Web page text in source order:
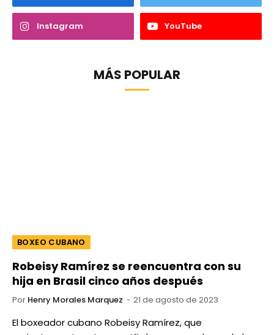
Instagram YouTube
MÁS POPULAR
BOXEO CUBANO
Robeisy Ramírez se reencuentra con su
hija en Brasil cinco años después
Por Henry Morales Marquez 21 de agosto de 2023
El boxeador cubano Robeisy Ramírez, que